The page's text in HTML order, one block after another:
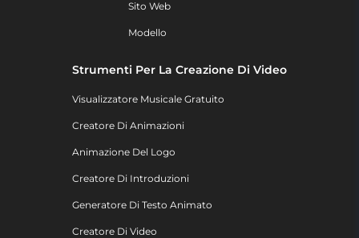
Sito Web
Modello
Strumenti Per La Creazione Di Video
Visualizzatore Musicale Gratuito
Creatore Di Animazioni
Animazione Del Logo
Creatore Di Introduzioni
Generatore Di Testo Animato
Creatore Di Video